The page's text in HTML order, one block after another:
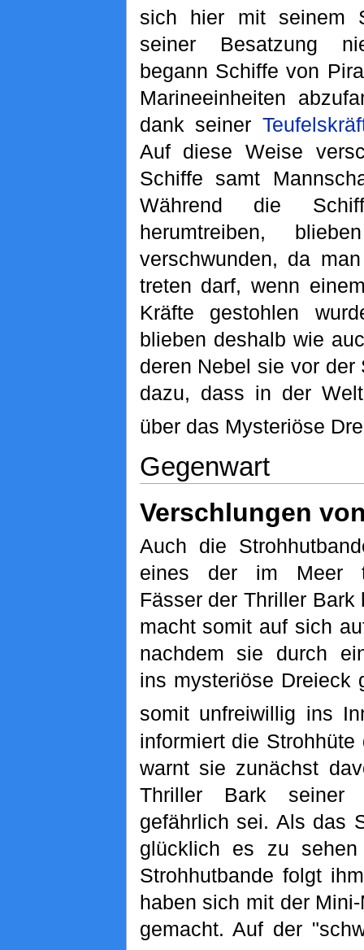
sich hier mit seinem
seiner Besatzung
begann Schiffe von
Marineeinheiten
dank seiner
Auf diese Weise
Schiffe samt
Während die
herumtreiben,
verschwunden, da
treten darf, wenn
Kräfte gestohlen
blieben deshalb wie
deren Nebel sie vor
dazu, dass in der
über das Mysteriöse
Gegenwart
Verschlungen
Auch die
eines der im Meer
Fässer der Thriller Bark
macht somit auf sich
nachdem sie durch
ins mysteriöse Dreieck
somit unfreiwillig ins
informiert die
warnt sie zunächst
Thriller Bark seiner
gefährlich sei. Als das
glücklich es zu
Strohhutbande folgt
haben sich mit der
gemacht. Auf der